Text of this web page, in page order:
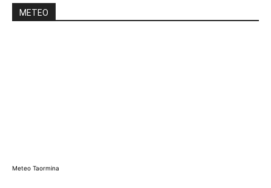
METEO
Meteo Taormina